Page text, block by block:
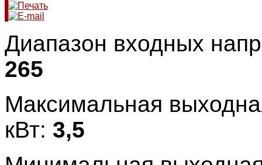
Диапазон входных
265
Максимальная
кВт: 3,5